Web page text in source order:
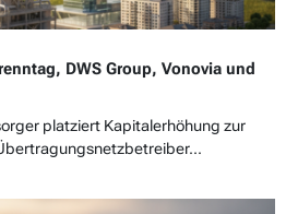
DWS Group, Vonovia und
platziert Kapitalerhöhung zur